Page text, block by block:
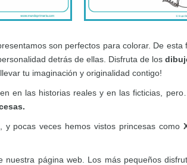
son perfectos para colorar. De
detrás de ellas. Disfruta de los
tu imaginación y originalidad contigo!
en las historias reales y en las ficticias,
y pocas veces hemos vistos princesas como
nuestra página web. Los más pequeños